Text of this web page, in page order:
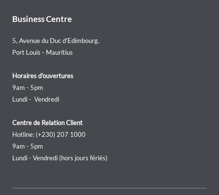
Business Centre
5, Avenue du Duc d'Edimbourg,
Port Louis - Mauritius
Horaires d'ouvertures
9am - 5pm
Lundi - Vendredi
Centre de Relation Client
Hotline: (+230) 207 1000
9am - 5pm
Lundi - Vendredi (hors jours fériés)